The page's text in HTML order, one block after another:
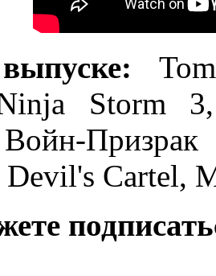
Storm
Cartel,